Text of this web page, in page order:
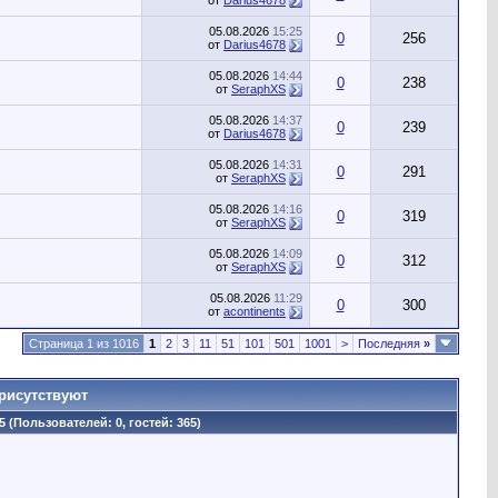
05.08.2026 15:25
от Darius4678 0 256
05.08.2026 14:44
от SeraphXS 0 238
05.08.2026 14:37
от Darius4678 0 239
05.08.2026 14:31
от SeraphXS 0 291
05.08.2026 14:16
от SeraphXS 0 319
05.08.2026 14:09
от SeraphXS 0 312
05.08.2026 11:29
от acontinents 0 300
Страница 1 из 1016 1 2 3 11 51 101 501 1001 > Последняя »
(Пользователей: 0, гостей: 365)